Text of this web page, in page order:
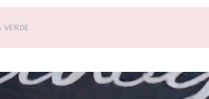
VERDE